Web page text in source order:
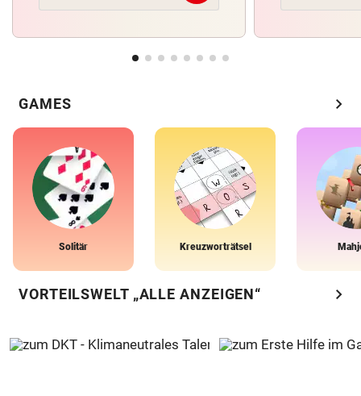
GAMES chevron_right
Solitär Kreuzworträtsel
VORTEILSWELT „ALLE ANZEIGEN“ chevron_right